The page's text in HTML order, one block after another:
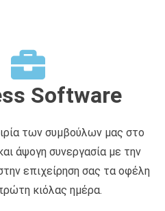
Software
των συμβούλων μας στο
άψογη συνεργασία με την
επιχείρηση σας τα οφέλη
κιόλας ημέρα.